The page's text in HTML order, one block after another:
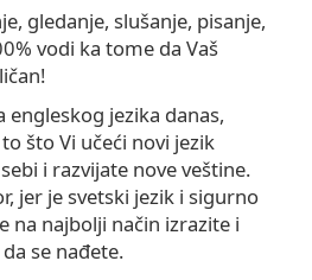
gledanje, slušanje, pisanje,
vodi ka tome da Vaš
engleskog jezika danas,
što Vi učeći novi jezik
i razvijate nove veštine.
jer je svetski jezik i sigurno
na najbolji način izrazite i
se nađete.